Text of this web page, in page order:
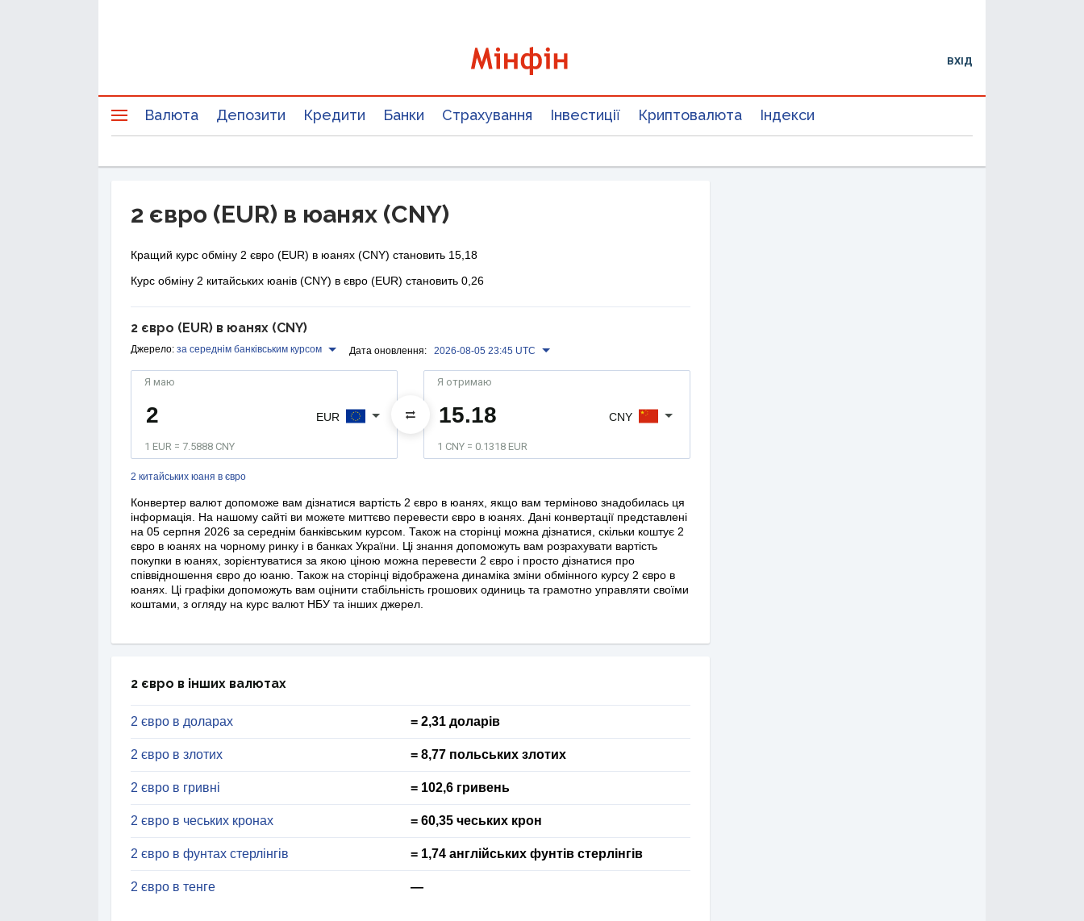
ВХІД
Валюта Депозити Кредити Банки Страхування Інвестиції Криптовалюта Індекси
2 євро (EUR) в юанях (CNY)
Кращий курс обміну 2 євро (EUR) в юанях (CNY) становить 15,18
Курс обміну 2 китайських юанів (CNY) в євро (EUR) становить 0,26
2 євро (EUR) в юанях (CNY)
Джерело: за середнім банківським курсом Дата оновлення: 2026-08-05 23:45 UTC
2 китайських юаня в євро
Я маю
1 EUR = 7.5888 CNY
EUR
Я отримаю
1 CNY = 0.1318 EUR
CNY
Конвертер валют допоможе вам дізнатися вартість 2 євро в юанях, якщо вам терміново знадобилась ця
інформація. На нашому сайті ви можете миттєво перевести євро в юанях. Дані конвертації представлені
на 05 серпня 2026 за середнім банківським курсом. Також на сторінці можна дізнатися, скільки коштує 2
євро в юанях на чорному ринку і в банках України. Ці знання допоможуть вам розрахувати вартість
покупки в юанях, зорієнтуватися за якою ціною можна перевести 2 євро і просто дізнатися про
співвідношення євро до юаню. Також на сторінці відображена динаміка зміни обмінного курсу 2 євро в
юанях. Ці графіки допоможуть вам оцінити стабільність грошових одиниць та грамотно управляти своїми
коштами, з огляду на курс валют НБУ та інших джерел.
2 євро в інших валютах
2 євро в доларах = 2,31 доларів
2 євро в злотих = 8,77 польських злотих
2 євро в гривні = 102,6 гривень
2 євро в чеських кронах = 60,35 чеських крон
2 євро в фунтах стерлінгів = 1,74 англійських фунтів стерлінгів
2 євро в тенге —